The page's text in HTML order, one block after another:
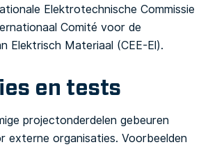
Elektrotechnische Commissie
Comité voor de
Elektrisch Materiaal (CEE-El).
en tests
projectonderdelen gebeuren
externe organisaties. Voorbeelden